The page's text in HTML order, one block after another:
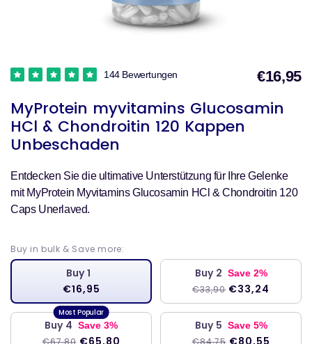
MyProtein myvitamins Glucosamin
HCl & Chondroitin 120 Kappen
Unbeschaden
144 Bewertungen €16,95
Entdecken Sie die ultimative Unterstützung für Ihre Gelenke
mit MyProtein Myvitamins Glucosamin HCl & Chondroitin 120
Caps Unerlaved.
Buy in bulk & Save more:
Buy 1
€16,95
Buy 2 Save 2%
€33,90 €33,24
Buy 4 Save 3%
€67,80 €65,80
Buy 5 Save 5%
€84,75 €80,55